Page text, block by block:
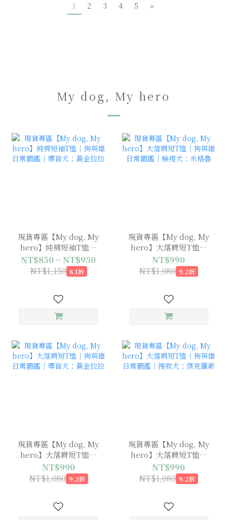
1 2 3 4 5 »
My dog, My hero
現貨專區【My dog, My
hero】純棉短袖T恤｜
狗英雄日常圖鑑｜導盲
犬：黃金拉拉
NT$850 ~ NT$950
NT$1,150 8.1折
現貨專區【My dog, My
hero】大落肩短T恤｜
狗英雄日常圖鑑｜檢疫
犬：米格魯
NT$990
NT$1,080 9.2折
現貨專區【My dog, My
hero】大落肩短T恤｜
狗英雄日常圖鑑｜導盲
犬：黃金拉拉
NT$990
NT$1,080 9.2折
現貨專區【My dog, My
hero】大落肩短T恤｜
狗英雄日常圖鑑｜搜救
犬：傑克羅素
NT$990
NT$1,080 9.2折